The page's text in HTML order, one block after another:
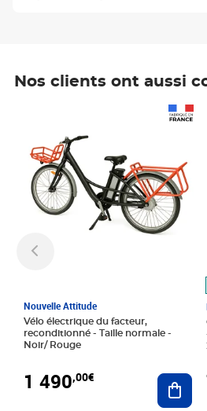
Nos clients ont aussi
Nouvelle Attitude
Vélo électrique du facteur,
reconditionné - Taille normale -
Noir/ Rouge
1 490,00€